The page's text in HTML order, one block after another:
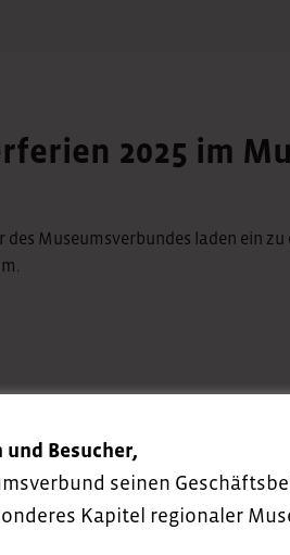
2025 im
des Museumsverbundes laden ein
Besucher,
seinen
Kapitel regionaler